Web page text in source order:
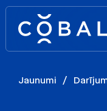
Jaunumi /